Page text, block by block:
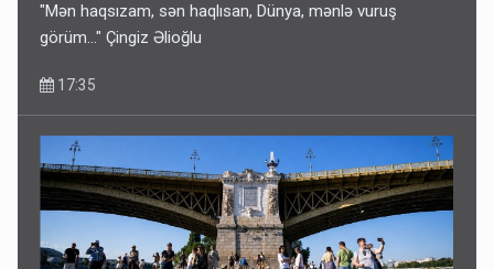
"Mən haqsızam, sən haqlısan, Dünya, mənlə vuruş
görüm..." Çingiz Əlioğlu
17:35